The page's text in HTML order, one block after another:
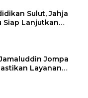
Sulut, Jahja
Siap Lanjutkan
Jompa
Layanan